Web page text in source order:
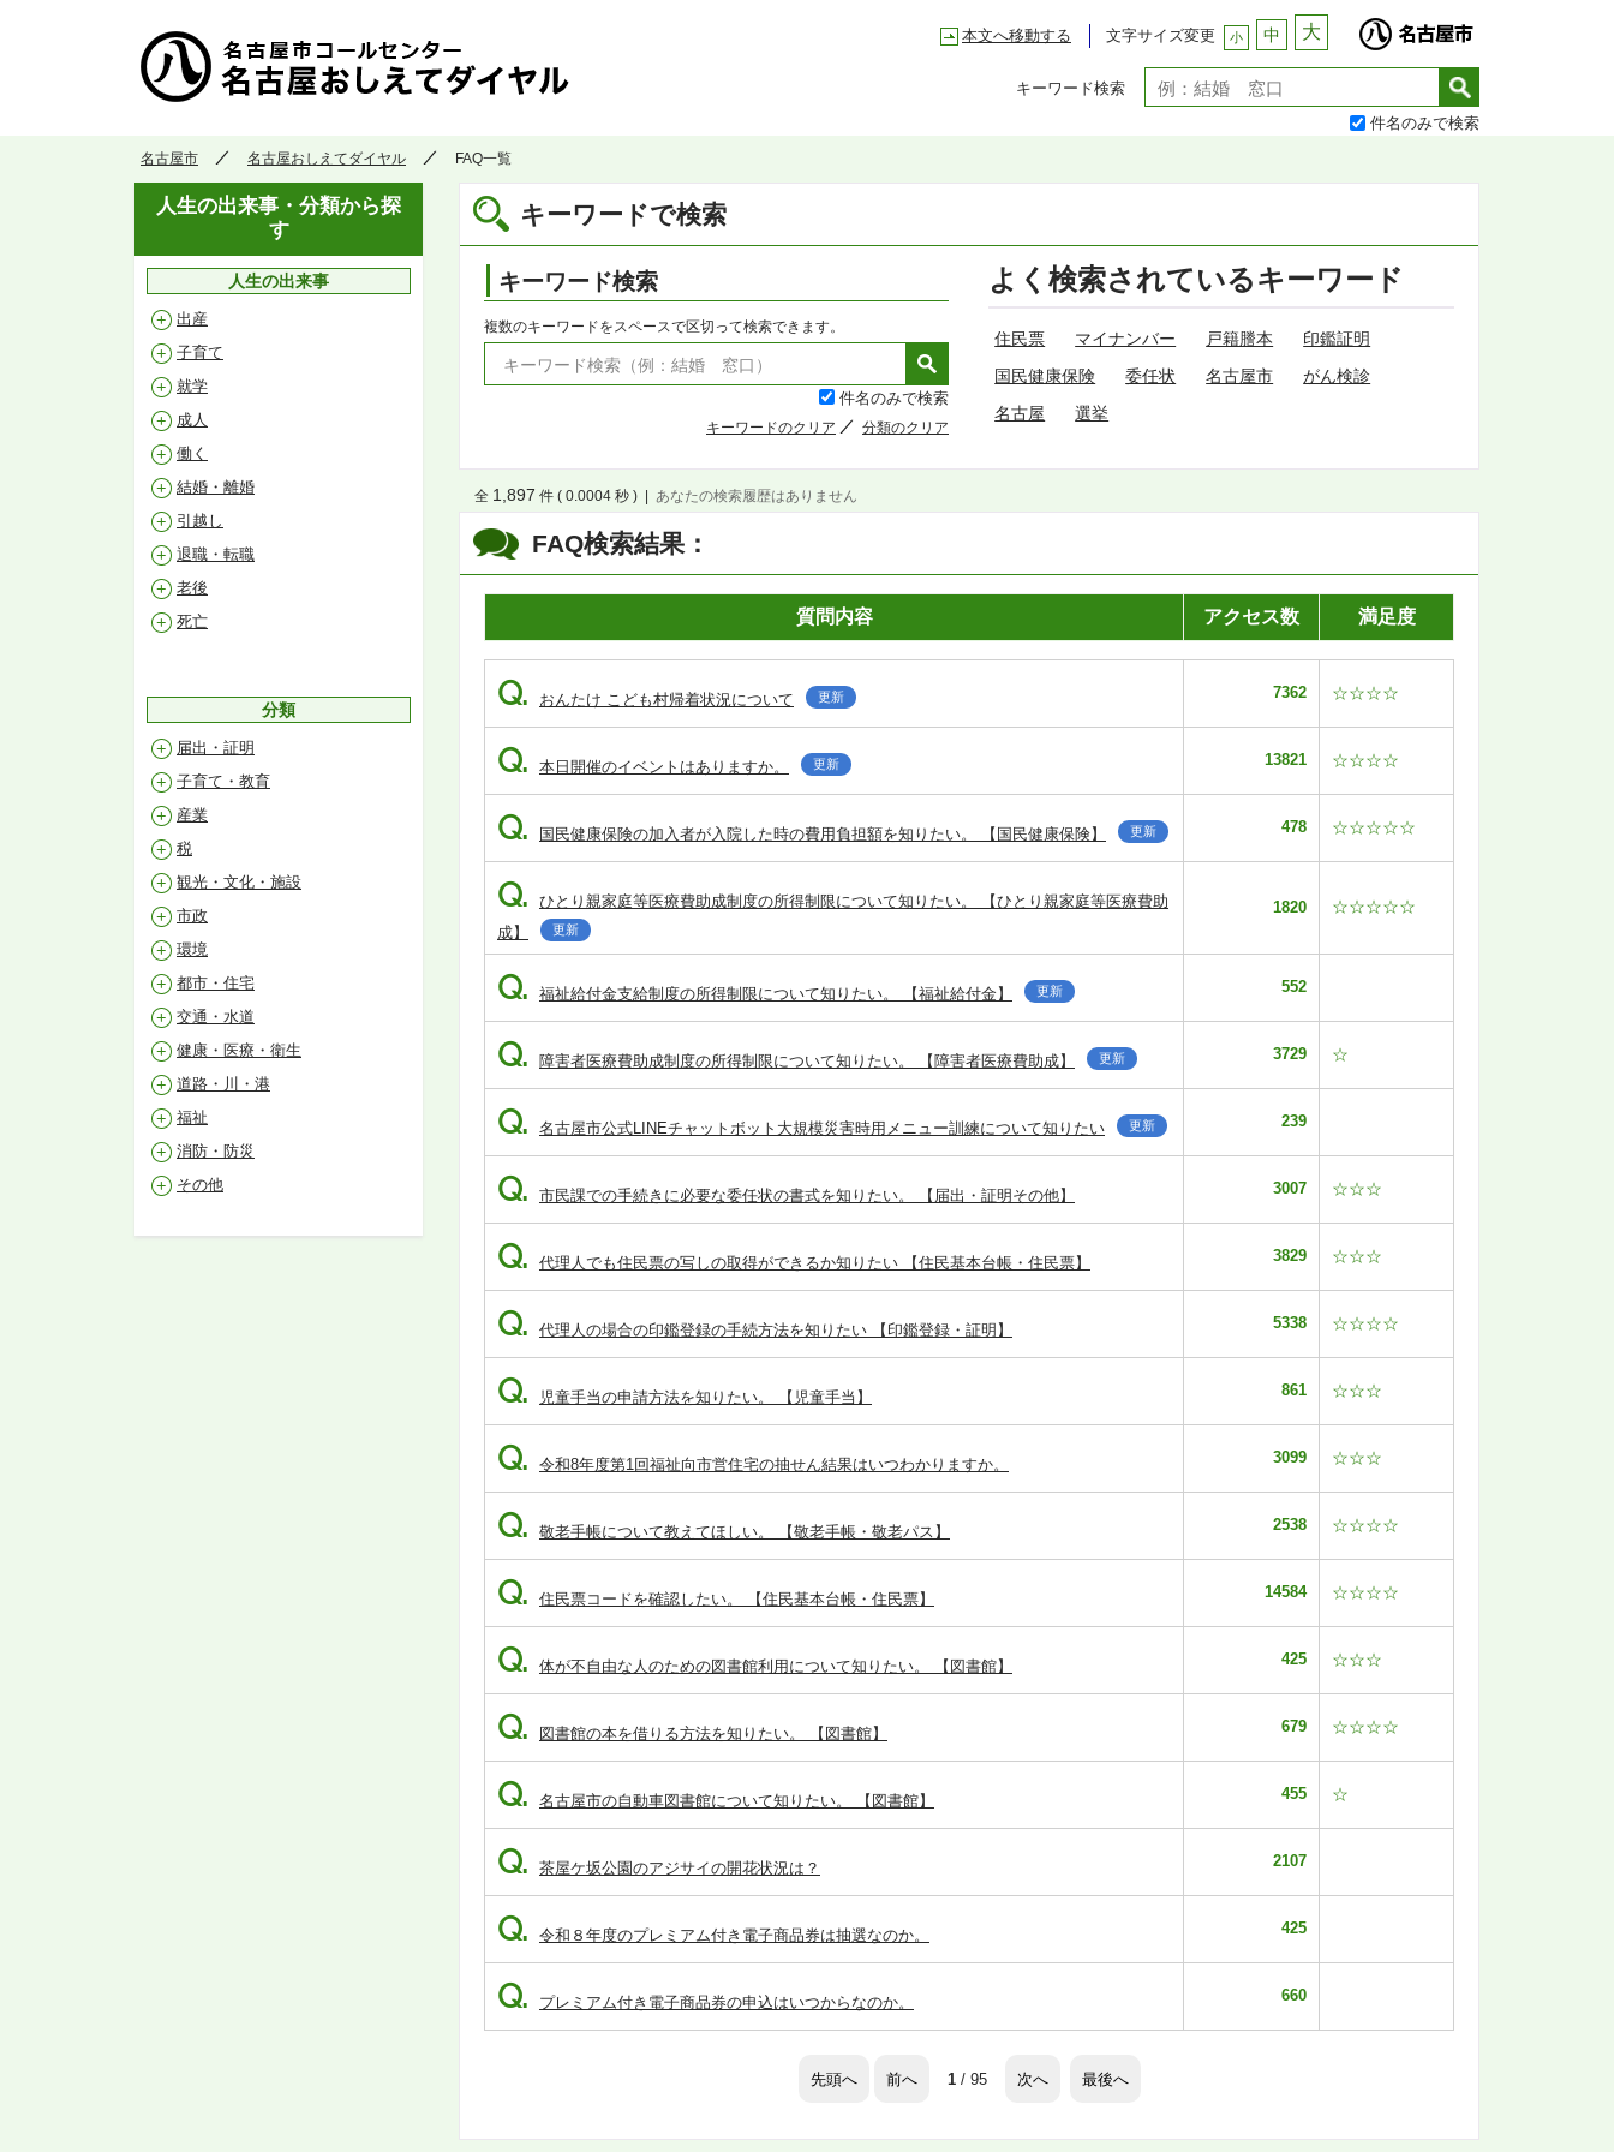
本文へ移動する 文字サイズ変更 小 中 大
キーワード検索
件名のみで検索
名古屋市 名古屋おしえてダイヤル FAQ一覧
キーワードで検索
キーワード検索
複数のキーワードをスペースで区切って検索できます。
件名のみで検索
キーワードのクリア 分類のクリア
よく検索されているキーワード
住民票 マイナンバー 戸籍謄本
印鑑証明
国民健康保険
委任状 名古屋市
がん検診
名古屋
選挙
FAQ検索結果：
全 1,897 件 ( 0.0004 秒 ) あなたの検索履歴はありません
質問内容 アクセス数 満足度
Q. おんたけ こども村帰着状況について 更新 7362 ☆☆☆☆
Q. 本日開催のイベントはありますか。 更新 13821 ☆☆☆☆
Q. 国民健康保険の加入者が入院した時の費用負担額を知りたい。 【国民健康保険】 更新 478 ☆☆☆☆☆
Q.
ひとり親家庭等医療費助成制度の所得制限について知りたい。 【ひとり親家庭等医療費助
成】
更新
1820 ☆☆☆☆☆
Q. 福祉給付金支給制度の所得制限について知りたい。 【福祉給付金】 更新 552
Q. 障害者医療費助成制度の所得制限について知りたい。 【障害者医療費助成】 更新 3729 ☆
Q. 名古屋市公式LINEチャットボット大規模災害時用メニュー訓練について知りたい 更新 239
Q. 市民課での手続きに必要な委任状の書式を知りたい。 【届出・証明その他】 3007 ☆☆☆
Q. 代理人でも住民票の写しの取得ができるか知りたい 【住民基本台帳・住民票】 3829 ☆☆☆
Q. 代理人の場合の印鑑登録の手続方法を知りたい 【印鑑登録・証明】 5338 ☆☆☆☆
Q. 児童手当の申請方法を知りたい。 【児童手当】 861 ☆☆☆
Q. 令和8年度第1回福祉向市営住宅の抽せん結果はいつわかりますか。 3099 ☆☆☆
Q. 敬老手帳について教えてほしい。 【敬老手帳・敬老パス】 2538 ☆☆☆☆
Q. 住民票コードを確認したい。 【住民基本台帳・住民票】 14584 ☆☆☆☆
Q. 体が不自由な人のための図書館利用について知りたい。 【図書館】 425 ☆☆☆
Q. 図書館の本を借りる方法を知りたい。 【図書館】 679 ☆☆☆☆
Q. 名古屋市の自動車図書館について知りたい。 【図書館】 455 ☆
Q. 茶屋ケ坂公園のアジサイの開花状況は？ 2107
Q. 令和８年度のプレミアム付き電子商品券は抽選なのか。 425
Q. プレミアム付き電子商品券の申込はいつからなのか。 660
先頭へ 前へ 1/ 95 次へ 最後へ
人生の出来事・分類から探
す
人生の出来事
出産
子育て
就学
成人
働く
結婚・離婚
引越し
退職・転職
老後
死亡
分類
届出・証明
子育て・教育
産業
税
観光・文化・施設
市政
環境
都市・住宅
交通・水道
健康・医療・衛生
道路・川・港
福祉
消防・防災
その他